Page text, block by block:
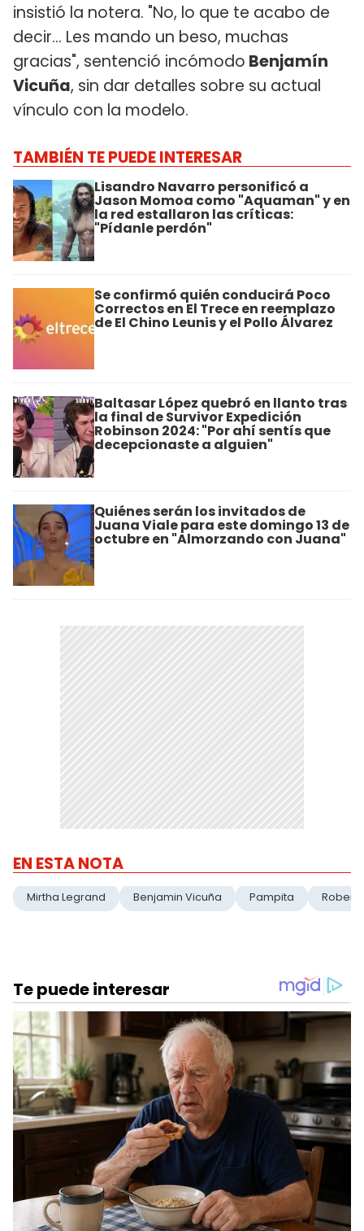
insistió la notera. "No, lo que te acabo de
decir... Les mando un beso, muchas
gracias", sentenció incómodo Benjamín
Vicuña, sin dar detalles sobre su actual
vínculo con la modelo.
TAMBIÉN TE PUEDE INTERESAR
Lisandro Navarro personificó a
Jason Momoa como "Aquaman" y en
la red estallaron las críticas:
"Pídanle perdón"
Se confirmó quién conducirá Poco
Correctos en El Trece en reemplazo
de El Chino Leunis y el Pollo Álvarez
Baltasar López quebró en llanto tras
la final de Survivor Expedición
Robinson 2024: "Por ahí sentís que
decepcionaste a alguien"
Quiénes serán los invitados de
Juana Viale para este domingo 13 de
octubre en "Almorzando con Juana"
EN ESTA NOTA
Mirtha Legrand Benjamin Vicuña Pampita